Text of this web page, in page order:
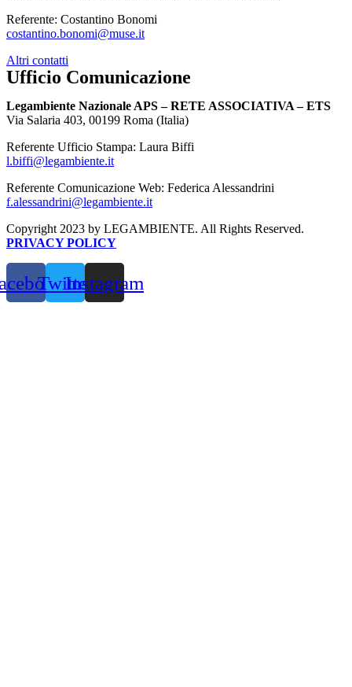
Referente: Costantino Bonomi
costantino.bonomi@muse.it
Altri contatti
Ufficio Comunicazione
Legambiente Nazionale APS – RETE ASSOCIATIVA – ETS
Via Salaria 403, 00199 Roma (Italia)
Referente Ufficio Stampa: Laura Biffi
l.biffi@legambiente.it
Referente Comunicazione Web: Federica Alessandrini
f.alessandrini@legambiente.it
Copyright 2023 by LEGAMBIENTE. All Rights Reserved.
PRIVACY POLICY
TwitterInstagram